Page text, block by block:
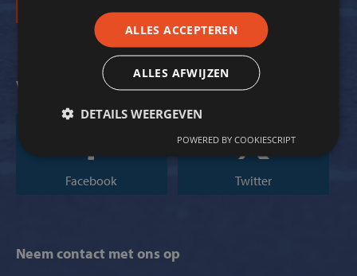
Volg ons op social media
Facebook Twitter
Neem contact met ons op
ALLES ACCEPTEREN
ALLES AFWIJZEN
DETAILS WEERGEVEN
POWERED BY COOKIESCRIPT